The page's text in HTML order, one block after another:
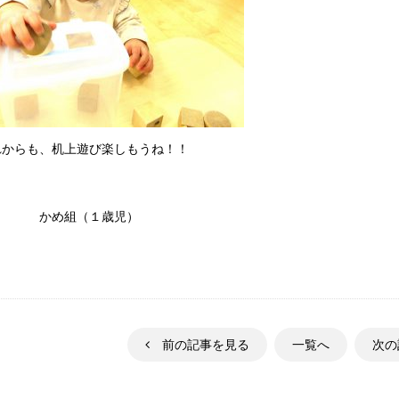
らも、机上遊び楽しもうね！！
組（１歳児）
前の記事を見る 一覧へ 次